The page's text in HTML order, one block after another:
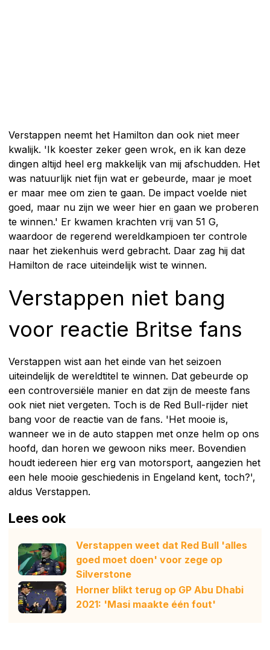
Verstappen neemt het Hamilton dan ook niet meer
kwalijk. 'Ik koester zeker geen wrok, en ik kan deze
dingen altijd heel erg makkelijk van mij afschudden. Het
was natuurlijk niet fijn wat er gebeurde, maar je moet
er maar mee om zien te gaan. De impact voelde niet
goed, maar nu zijn we weer hier en gaan we proberen
te winnen.' Er kwamen krachten vrij van 51 G,
waardoor de regerend wereldkampioen ter controle
naar het ziekenhuis werd gebracht. Daar zag hij dat
Hamilton de race uiteindelijk wist te winnen.
Verstappen niet bang
voor reactie Britse fans
Verstappen wist aan het einde van het seizoen
uiteindelijk de wereldtitel te winnen. Dat gebeurde op
een controversiële manier en dat zijn de meeste fans
ook niet niet vergeten. Toch is de Red Bull-rijder niet
bang voor de reactie van de fans. 'Het mooie is,
wanneer we in de auto stappen met onze helm op ons
hoofd, dan horen we gewoon niks meer. Bovendien
houdt iedereen hier erg van motorsport, aangezien het
een hele mooie geschiedenis in Engeland kent, toch?',
aldus Verstappen.
Lees ook
Verstappen weet dat Red Bull 'alles
goed moet doen' voor zege op
Silverstone
Horner blikt terug op GP Abu Dhabi
2021: 'Masi maakte één fout'